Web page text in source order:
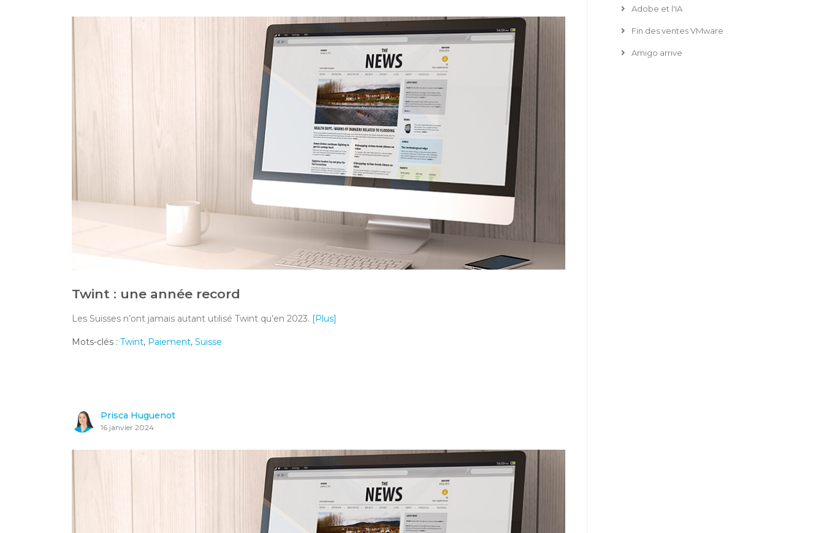
Twint : une année record
Les Suisses n’ont jamais autant utilisé Twint qu’en 2023. [Plus]
Mots-clés : Twint, Paiement, Suisse
Prisca Huguenot
16 janvier 2024
Adobe et l'IA
Fin des ventes VMware
Amigo arrive